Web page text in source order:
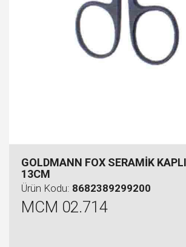
GOLDMANN FOX SERAMİK
13CM
Ürün Kodu: 8682389299200
MCM 02.714